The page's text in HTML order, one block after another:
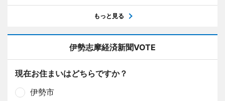
もっと見る
伊勢志摩経済新聞VOTE
現在お住まいはどちらですか？
伊勢市